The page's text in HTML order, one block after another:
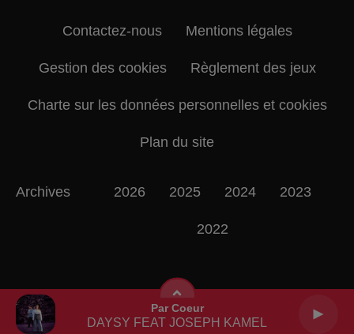
Par Coeur
DAYSY FEAT JOSEPH KAMEL
Contactez-nous Mentions légales
Gestion des cookies Règlement des jeux
Charte sur les données personnelles et cookies
Plan du site
Archives 2026 2025 2024 2023
2022